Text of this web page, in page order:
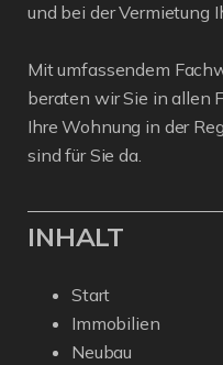
und bei der Vermietung
Mit umfassendem
beraten wir Sie in allen
Ihre Wohnung in der
sind für Sie da.
INHALT
Start
Immobilien
Neubau